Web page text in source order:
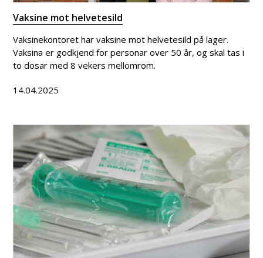
14.04.2025
Vaksine mot helvetesild
Vaksinekontoret har vaksine mot helvetesild på lager.
Vaksina er godkjend for personar over 50 år, og skal tas i
to dosar med 8 vekers mellomrom.